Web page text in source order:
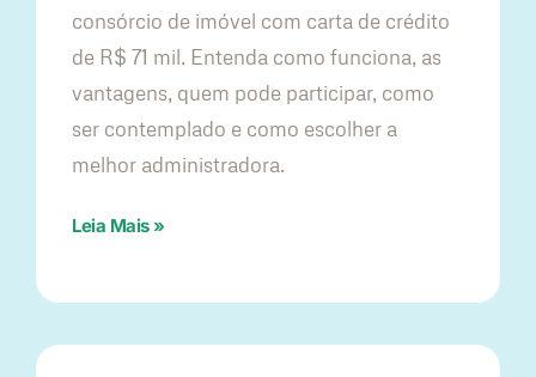
consórcio de imóvel com carta de crédito
de R$ 71 mil. Entenda como funciona, as
vantagens, quem pode participar, como
ser contemplado e como escolher a
melhor administradora.
Leia Mais »